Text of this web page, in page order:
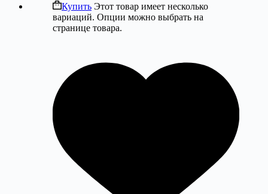
Купить Этот товар имеет несколько
вариаций. Опции можно выбрать на
странице товара.